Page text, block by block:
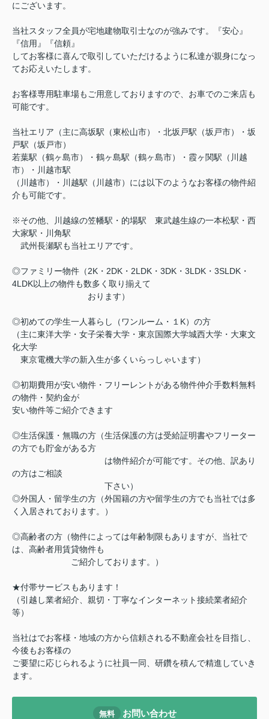
にございます。
当社スタッフ全員が宅地建物取引士なのが強みです。『安心』
『信用』『信頼』
してお客様に喜んで取引していただけるように私達が親身になっ
てお応えいたします。
お客様専用駐車場もご用意しておりますので、お車でのご来店も
可能です。
当社エリア（主に高坂駅（東松山市）・北坂戸駅（坂戸市）・坂
戸駅（坂戸市）
若葉駅（鶴ヶ島市）・鶴ヶ島駅（鶴ヶ島市）・霞ヶ関駅（川越
市）・川越市駅
（川越市）・川越駅（川越市）には以下のようなお客様の物件紹
介も可能です。
※その他、川越線の笠幡駅・的場駅 東武越生線の一本松駅・西
大家駅・川角駅
武州長瀬駅も当社エリアです。
◎ファミリー物件（2K・2DK・2LDK・3DK・3LDK・3SLDK・
4LDK以上の物件も数多く取り揃えて
おります）
◎初めての学生一人暮らし（ワンルーム・１K）の方
（主に東洋大学・女子栄養大学・東京国際大学城西大学・大東文
化大学
東京電機大学の新入生が多くいらっしゃいます）
◎初期費用が安い物件・フリーレントがある物件仲介手数料無料
の物件・契約金が
安い物件等ご紹介できます
◎生活保護・無職の方（生活保護の方は受給証明書やフリーター
の方でも貯金がある方
は物件紹介が可能です。その他、訳あり
の方はご相談
下さい）
◎外国人・留学生の方（外国籍の方や留学生の方でも当社では多
く入居されております。）
◎高齢者の方（物件によっては年齢制限もありますが、当社で
は、高齢者用賃貸物件も
ご紹介しております。）
★付帯サービスもあります！
（引越し業者紹介、親切・丁寧なインターネット接続業者紹介
等）
当社はでお客様・地域の方から信頼される不動産会社を目指し、
今後もお客様の
ご要望に応じられるように社員一同、研鑽を積んで精進していき
ます。
無料 お問い合わせ